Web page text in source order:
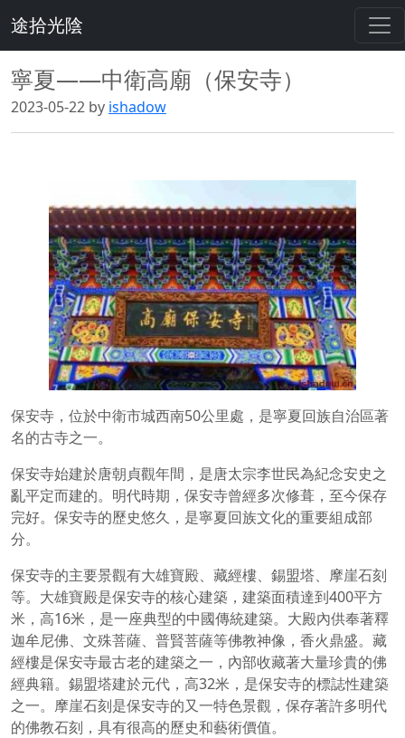
途拾光陰
寧夏——中衛高廟（保安寺）
2023-05-22 by ishadow
保安寺，位於中衛市城西南50公里處，是寧夏回族自治區著
名的古寺之一。
保安寺始建於唐朝貞觀年間，是唐太宗李世民為紀念安史之
亂平定而建的。明代時期，保安寺曾經多次修葺，至今保存
完好。保安寺的歷史悠久，是寧夏回族文化的重要組成部
分。
保安寺的主要景觀有大雄寶殿、藏經樓、錫盟塔、摩崖石刻
等。大雄寶殿是保安寺的核心建築，建築面積達到400平方
米，高16米，是一座典型的中國傳統建築。大殿內供奉著釋
迦牟尼佛、文殊菩薩、普賢菩薩等佛教神像，香火鼎盛。藏
經樓是保安寺最古老的建築之一，內部收藏著大量珍貴的佛
經典籍。錫盟塔建於元代，高32米，是保安寺的標誌性建築
之一。摩崖石刻是保安寺的又一特色景觀，保存著許多明代
的佛教石刻，具有很高的歷史和藝術價值。